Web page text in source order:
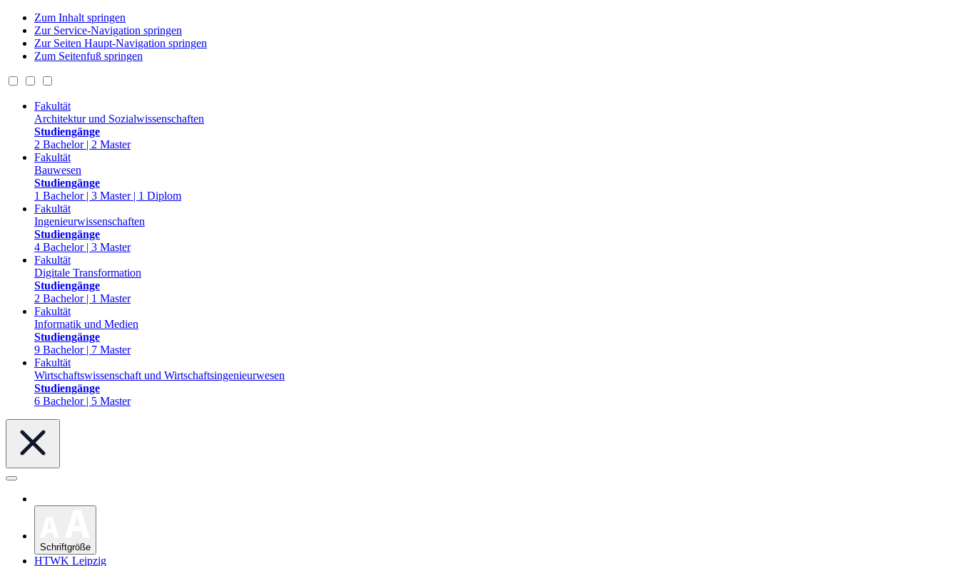
Zum Inhalt springen
Zur Service-Navigation springen
Zur Seiten Haupt-Navigation springen
Zum Seitenfuß springen
Fakultät
Architektur und Sozialwissenschaften
Studiengänge
2 Bachelor | 2 Master
Fakultät
Bauwesen
Studiengänge
1 Bachelor | 3 Master | 1 Diplom
Fakultät
Ingenieurwissenschaften
Studiengänge
4 Bachelor | 3 Master
Fakultät
Digitale Transformation
Studiengänge
2 Bachelor | 1 Master
Fakultät
Informatik und Medien
Studiengänge
9 Bachelor | 7 Master
Fakultät
Wirtschaftswissenschaft und Wirtschaftsingenieurwesen
Studiengänge
6 Bachelor | 5 Master
Schriftgröße
HTWK Leipzig